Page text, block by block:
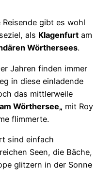
gibt es wohl
als Klagenfurt am
Wörthersees.
Jahren finden immer
in diese einladende
das mittlerweile
Wörthersee„ mit Roy
flimmerte.
sind einfach
Seen, die Bäche,
glitzern in der Sonne